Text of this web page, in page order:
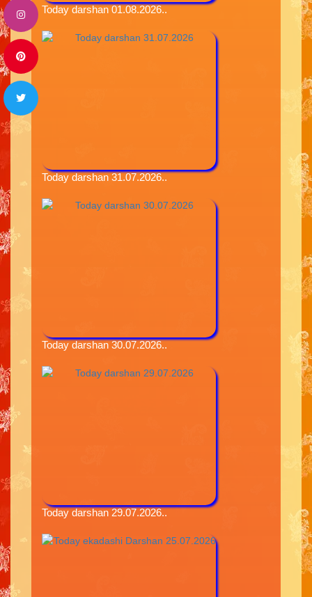
Today darshan 01.08.2026..
Today darshan 31.07.2026..
Today darshan 30.07.2026..
Today darshan 29.07.2026..